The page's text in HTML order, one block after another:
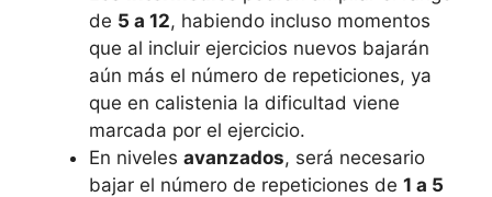
de 5 a 12, habiendo incluso momentos
que al incluir ejercicios nuevos bajarán
aún más el número de repeticiones, ya
que en calistenia la dificultad viene
marcada por el ejercicio.
En niveles avanzados, será necesario
bajar el número de repeticiones de 1 a 5